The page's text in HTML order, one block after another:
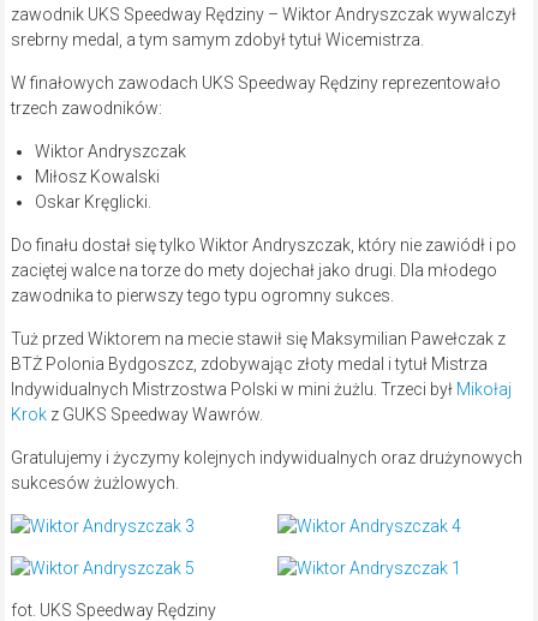
zawodnik UKS Speedway Rędziny – Wiktor Andryszczak wywalczył
srebrny medal, a tym samym zdobył tytuł Wicemistrza.
W finałowych zawodach UKS Speedway Rędziny reprezentowało
trzech zawodników:
Wiktor Andryszczak
Miłosz Kowalski
Oskar Kręglicki.
Do finału dostał się tylko Wiktor Andryszczak, który nie zawiódł i po
zaciętej walce na torze do mety dojechał jako drugi. Dla młodego
zawodnika to pierwszy tego typu ogromny sukces.
Tuż przed Wiktorem na mecie stawił się Maksymilian Pawełczak z
BTŻ Polonia Bydgoszcz, zdobywając złoty medal i tytuł Mistrza
Indywidualnych Mistrzostwa Polski w mini żużlu. Trzeci był Mikołaj
Krokz GUKS Speedway Wawrów.
Gratulujemy i życzymy kolejnych indywidualnych oraz drużynowych
sukcesów żużlowych.
fot. UKS Speedway Rędziny